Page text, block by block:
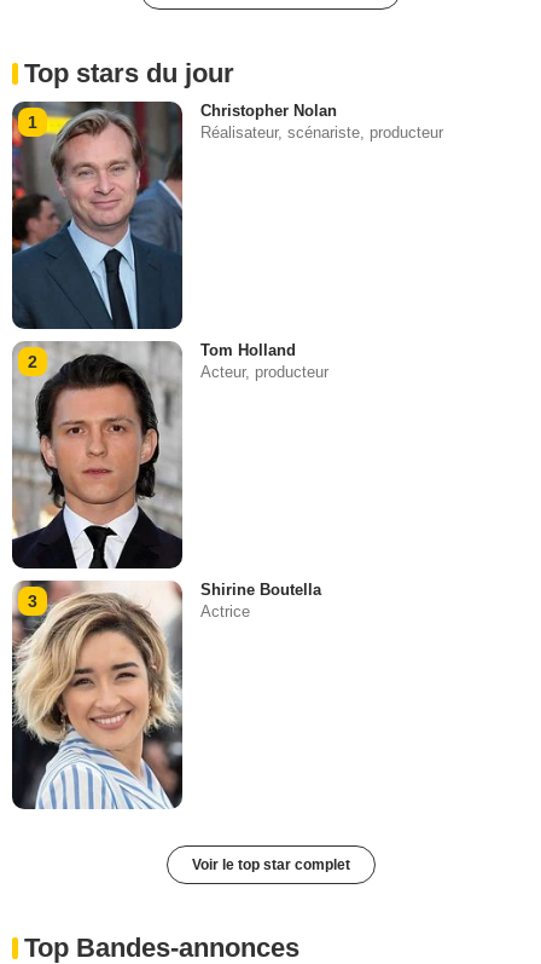
Top stars du jour
1
Christopher Nolan
Réalisateur, scénariste, producteur
2
Tom Holland
Acteur, producteur
3
Shirine Boutella
Actrice
Voir le top star complet
Top Bandes-annonces